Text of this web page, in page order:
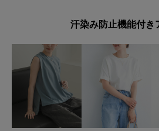
汗染み防止機能付き